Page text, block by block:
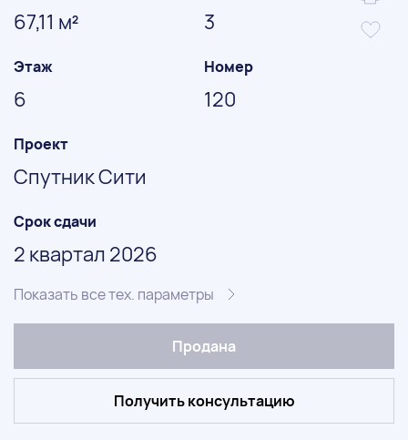
67,11 м2 3
Этаж
6
Номер
120
Проект
Спутник Сити
Срок сдачи
2 квартал 2026
Показать все тех. параметры
Продана
Получить консультацию